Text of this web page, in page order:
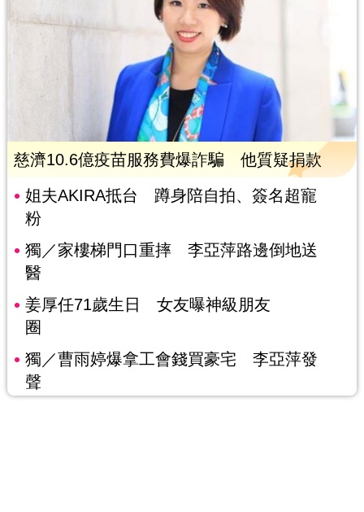
慈濟10.6億疫苗服務費爆詐騙 他質疑捐款
姐夫AKIRA抵台 蹲身陪自拍、簽名超寵
粉
獨／家樓梯門口重摔 李亞萍路邊倒地送
醫
姜厚任71歲生日 女友曝神級朋友
圈
獨／曹雨婷爆拿工會錢買豪宅 李亞萍發
聲